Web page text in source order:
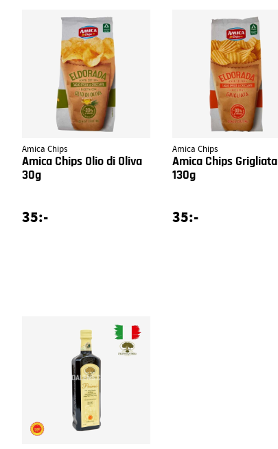
Amica Chips
Amica Chips Olio di Oliva
30g
35:-
Amica Chips
Amica Chips Grigliata
130g
35:-